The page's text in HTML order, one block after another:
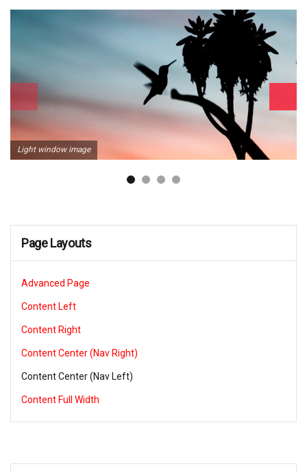
Light window image
Page Layouts
Advanced Page
Content Left
Content Right
Content Center (Nav Right)
Content Center (Nav Left)
Content Full Width